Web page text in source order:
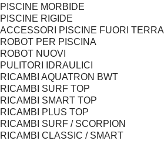
PISCINE MORBIDE
PISCINE RIGIDE
ACCESSORI PISCINE FUORI TERRA
ROBOT PER PISCINA
ROBOT NUOVI
PULITORI IDRAULICI
RICAMBI AQUATRON BWT
RICAMBI SURF TOP
RICAMBI SMART TOP
RICAMBI PLUS TOP
RICAMBI SURF / SCORPION
RICAMBI CLASSIC / SMART